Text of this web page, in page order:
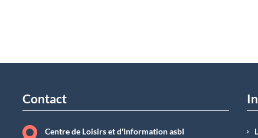
Contact
Centre de Loisirs et d'Information asbI